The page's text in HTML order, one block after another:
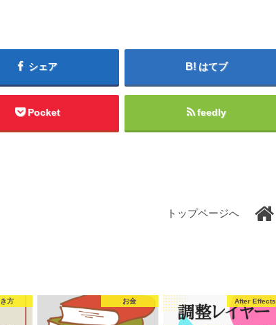
シェア はてブ
Pocket feedly
トップページへ
方 お金 After Effects